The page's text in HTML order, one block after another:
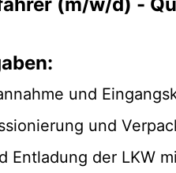
und
und
Entladung der LKW